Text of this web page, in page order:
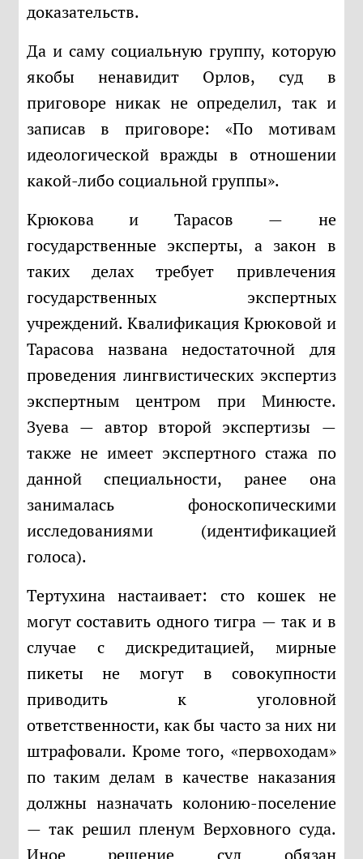
доказательств.
Да и саму социальную группу, которую
якобы ненавидит Орлов, суд в
приговоре никак не определил, так и
записав в приговоре: «По мотивам
идеологической вражды в отношении
какой-либо социальной группы».
Крюкова и Тарасов — не
государственные эксперты, а закон в
таких делах требует привлечения
государственных экспертных
учреждений. Квалификация Крюковой и
Тарасова названа недостаточной для
проведения лингвистических экспертиз
экспертным центром при Минюсте.
Зуева — автор второй экспертизы —
также не имеет экспертного стажа по
данной специальности, ранее она
занималась фоноскопическими
исследованиями (идентификацией
голоса).
Тертухина настаивает: сто кошек не
могут составить одного тигра — так и в
случае с дискредитацией, мирные
пикеты не могут в совокупности
приводить к уголовной
ответственности, как бы часто за них ни
штрафовали. Кроме того, «первоходам»
по таким делам в качестве наказания
должны назначать колонию-поселение
— так решил пленум Верховного суда.
Иное решение суд обязан